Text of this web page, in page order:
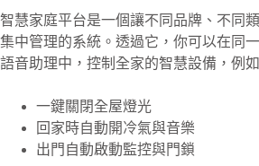
智慧家庭平台是一個讓不同品牌、不同
集中管理的系統。透過它，你可以在同
語音助理中，控制全家的智慧設備，例如
一鍵關閉全屋燈光
回家時自動開冷氣與音樂
出門自動啟動監控與門鎖